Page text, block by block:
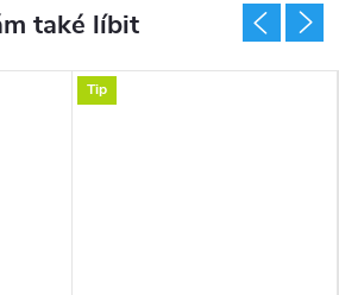
Tip